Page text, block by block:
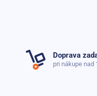
Doprava
pri nákupe nad